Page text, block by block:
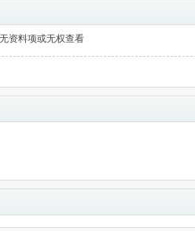
资料项或无权查看